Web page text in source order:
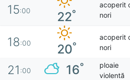
15:00 22°
acoperit
nori
18:00 20°
acoperit
nori
21 :00 16°
ploaie
violentă